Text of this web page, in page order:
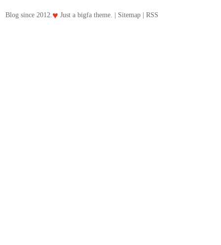
Blog since 2012.♥ Just abigfa theme. | Sitemap |RSS